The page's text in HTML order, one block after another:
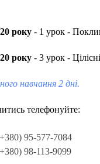
року - 1 урок -
року - 3 урок -
навчання 2 дні.
телефонуйте:
95-577-7084
98-113-9099